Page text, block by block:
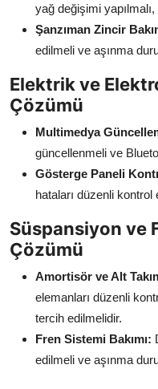
yağ değişimi yapılmalı,
Şanzıman Zincir
edilmeli ve aşınma
Elektrik ve
Çözümü
Multimedya
güncellenmeli ve
Gösterge Paneli
hataları düzenli kontrol
Süspansiyon ve
Çözümü
Amortisör ve Alt
elemanları düzenli
tercih edilmelidir.
Fren Sistemi Bakımı:
edilmeli ve aşınma